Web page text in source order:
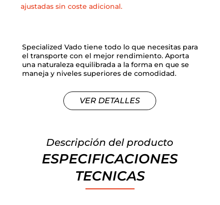
ajustadas sin coste adicional.
Specialized Vado tiene todo lo que necesitas para
el transporte con el mejor rendimiento. Aporta
una naturaleza equilibrada a la forma en que se
maneja y niveles superiores de comodidad.
VER DETALLES
Descripción del producto
ESPECIFICACIONES
TECNICAS